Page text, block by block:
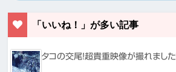
「いいね！」が多い記事
タコの交尾！超貴重映像が撮れました